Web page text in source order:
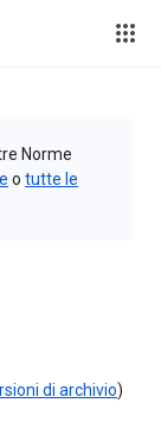
Norme
o tutte le
di archivio)